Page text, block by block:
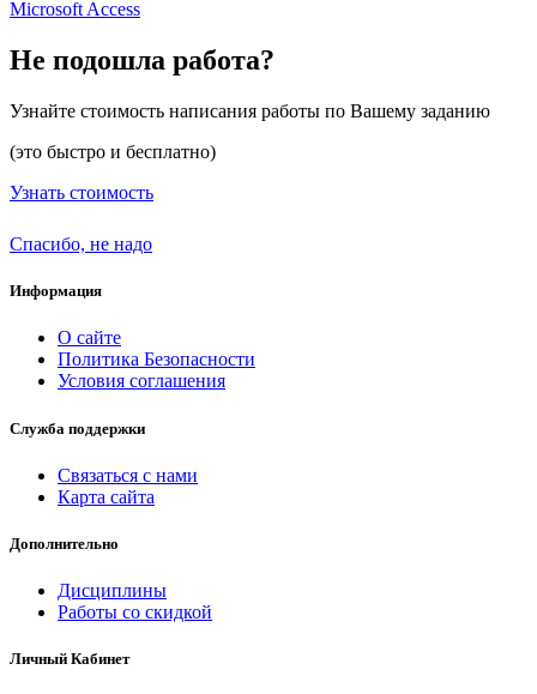
Microsoft Access
Не подошла работа?
Узнайте стоимость написания работы по Вашему заданию
(это быстро и бесплатно)
Узнать стоимость
Спасибо, не надо
Информация
О сайте
Политика Безопасности
Условия соглашения
Служба поддержки
Связаться с нами
Карта сайта
Дополнительно
Дисциплины
Работы со скидкой
Личный Кабинет